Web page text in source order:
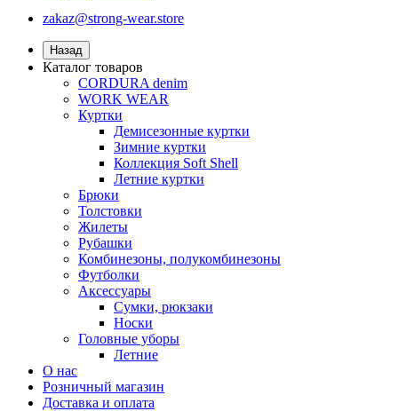
zakaz@strong-wear.store
Назад
Каталог товаров
CORDURA denim
WORK WEAR
Куртки
Демисезонные куртки
Зимние куртки
Коллекция Soft Shell
Летние куртки
Брюки
Толстовки
Жилеты
Рубашки
Комбинезоны, полукомбинезоны
Футболки
Аксессуары
Сумки, рюкзаки
Носки
Головные уборы
Летние
О нас
Розничный магазин
Доставка и оплата